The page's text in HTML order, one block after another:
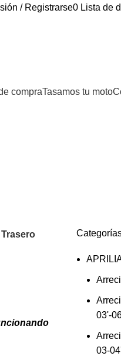
/ Registrarse0 Lista de
compraTasamos tu moto
03'-
03-